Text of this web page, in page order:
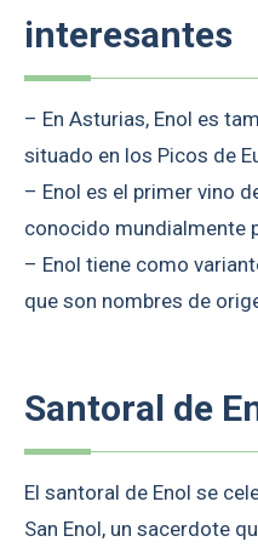
interesantes
– En Asturias, Enol es
situado en los Picos de
– Enol es el primer vino
conocido mundialmente
– Enol tiene como
que son nombres de
Santoral de
El santoral de Enol se
San Enol, un sacerdote